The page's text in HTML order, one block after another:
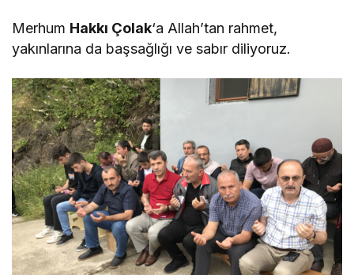
Merhum Hakkı Çolak‘a Allah’tan rahmet,
yakınlarına da başsağlığı ve sabır diliyoruz.